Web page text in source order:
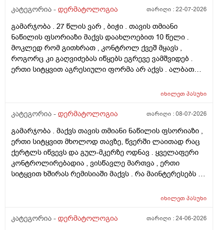
კატეგორია - დერმატოლოგია თარიღი :22-07-2026
გამარჯობა . 27 წლის ვარ , ბიჭი . თავის თმიანი
ნაწილის ფსორიაზი მაქვს დაახლოებით 10 წელი .
მოკლედ რომ გითხრათ , კონტროლ ქვეშ მყავს ,
როგორც კი გაღვიძებას იწყებს ეგრევე ვამშვიდებ .
ერთი სიტყვით აგრესიული ფორმა არ აქვს . ალბათ
ასაკი და გენეტიკა , ზუსტად ვერ გეტყვით მაგრამ
შუბლის ხაზიც გადაწეულია უკვე აშკარად . ჩემი
ჩამატება და გახშირება , თუ არის მიზანშეწონილი და
გამართლებილი სკალპის ფსორიაზის დროს ? არ
მინდა რომ ამ პროცედურებმა კიდევ უფრო
გამიღიანოს . თუ გააგრძელებს იმავე ფორმით
არსებობას თანახმა ვარ ერთი სიტყით . მოკლედ
ფსორიაზის დროს და არის თუ არა პრაქტიკაში ვინც
გაღიზიანებულა კიდე უფრო . მადლონა წინასწარ !
იხილეთპასუხი
კატეგორია - დერმატოლოგია თარიღი :08-07-2026
გამარჯობა . მაქვს თავის თმიანი ნაწილის ფსორიაზი ,
ერთი სიტყვით მხოლოდ თავზე, წვერში ლაითად რაც
ქერტლს იწვევს და გულ-მკერზე ოდნავ . ყველაფერი
კონტროლირებადია , ვისწავლე მართვა , ერთი
სიტყვით ხშირას რემისიაში მაქვს . რა მაინტერესებს -
კისერი , ყელი , მუცელი , საჯდომი , ხელი , ფეხი და ა.შ
და ყელზე და დაახლოებით 2 წელია გავწყვიტე ,
იხილეთპასუხი
კატეგორია - დერმატოლოგია თარიღი :24-06-2026